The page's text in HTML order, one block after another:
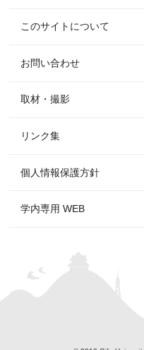
このサイトについて
お問い合わせ
取材・撮影
リンク集
個人情報保護方針
学内専用 WEB